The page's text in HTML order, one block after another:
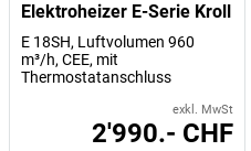
Elektroheizer E-Serie Kroll
E 18SH, Luftvolumen 960
m³/h, CEE, mit
Thermostatanschluss
exkl. MwSt
2'990.- CHF